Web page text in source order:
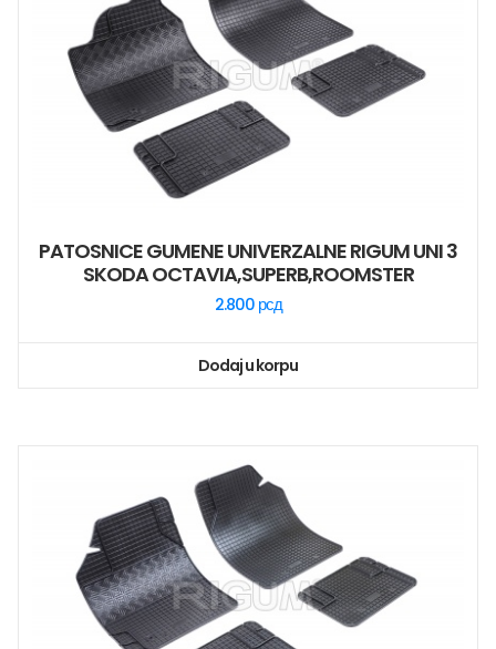
PATOSNICE GUMENE UNIVERZALNE RIGUM UNI 3
SKODA OCTAVIA,SUPERB,ROOMSTER
2.800 рсд
Dodaj u korpu